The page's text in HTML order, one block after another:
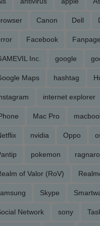
Canon Dell
Facebook Fanpage
Inc. google
Maps hashtag
internet explorer
Mac Pro
nvidia Oppo
pokemon
of Valor (RoV)
Skype
Network sony